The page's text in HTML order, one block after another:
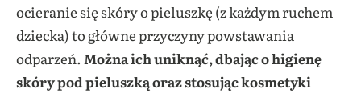
ocieranie się skóry o pieluszkę (z każdym ruchem
dziecka) to główne przyczyny powstawania
odparzeń. Można ich uniknąć, dbając o higienę
skóry pod pieluszką oraz stosując kosmetyki